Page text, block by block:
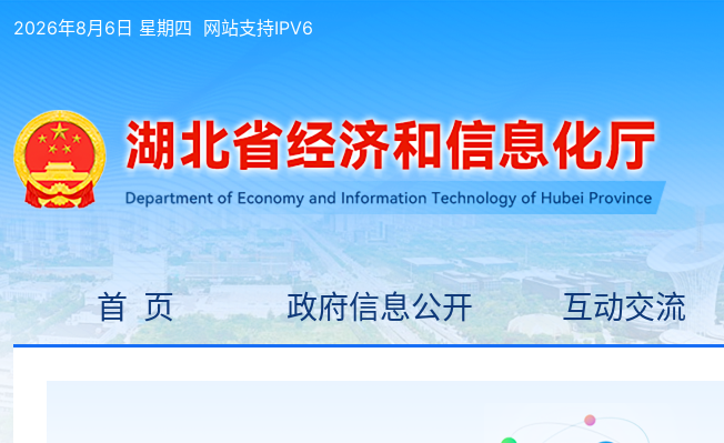
2026年8月6日 星期四 网站支持IPV6
首 页 政府信息公开 互动交流